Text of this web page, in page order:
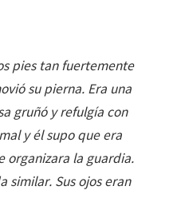
pies tan fuertemente
su pierna. Era una
gruñó y refulgía con
y él supo que era
organizara la guardia.
similar. Sus ojos eran